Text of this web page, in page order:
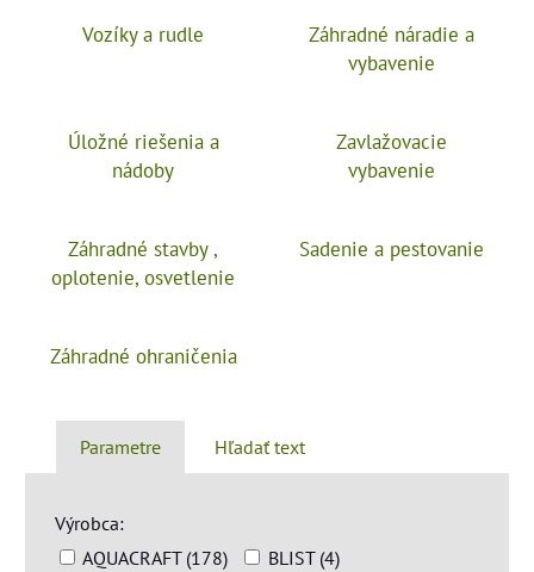
Vozíky a rudle
Záhradné náradie a
vybavenie
Úložné riešenia a
nádoby
Zavlažovacie
vybavenie
Záhradné stavby ,
oplotenie, osvetlenie
Sadenie a pestovanie
Záhradné ohraničenia
Parametre Hľadať text
Výrobca:
AQUACRAFT (178)
BLIST (4)